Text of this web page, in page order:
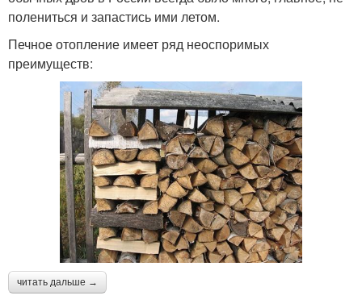
полениться и запастись ими летом.
Печное отопление имеет ряд неоспоримых
преимуществ:
читать дальше →